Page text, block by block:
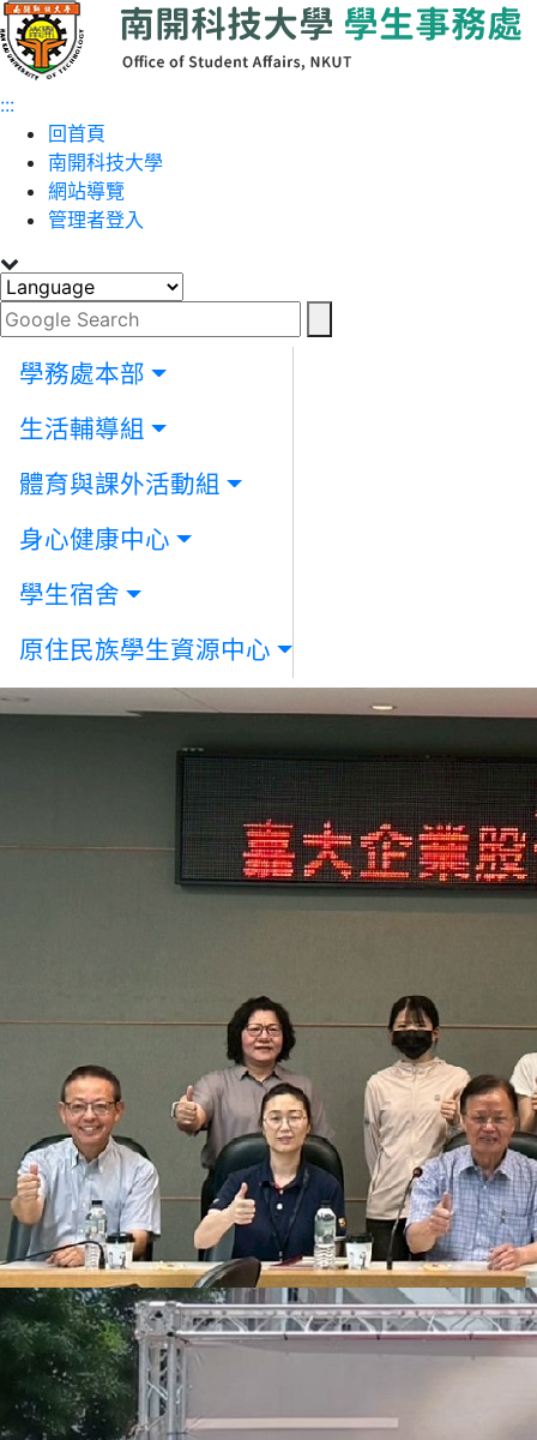
跳到主要內容
:::
回首頁
南開科技大學
網站導覽
管理者登入
Toggle navigation
學務處本部
生活輔導組
體育與課外活動組
身心健康中心
學生宿舍
原住民族學生資源中心